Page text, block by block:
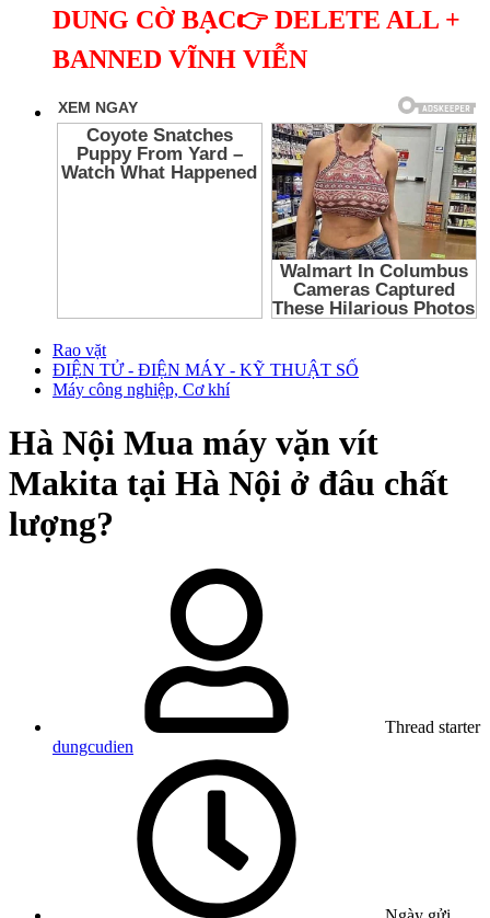
DUNG CỜ BẠC👉 DELETE ALL +
BANNED VĨNH VIỄN
Rao vặt
ĐIỆN TỬ - ĐIỆN MÁY - KỸ THUẬT SỐ
Máy công nghiệp, Cơ khí
Hà Nội Mua máy vặn vít
Makita tại Hà Nội ở đâu chất
lượng?
Thread starter
dungcudien